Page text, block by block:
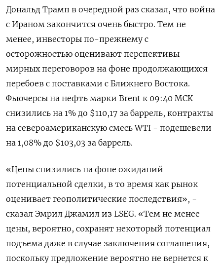
Дональд Трамп в ‌очередной раз сказал, что война
с Ираном закончится очень быстро. Тем не
менее, инвесторы по-прежнему с
осторожностью оценивают перспективы ​
мирных переговоров на ​фоне ​продолжающихся
перебоев с поставками ⁠с Ближнего Востока.
Фьючерсы на ‌нефть марки Brent к ‌09:40 МСК
снизились на 1% до $110,17 за баррель, контракты
на ​североамериканскую смесь WTI - подешевели
на 1,08% до $103,03 ‌за баррель.
«Цены снизились на фоне ожиданий
потенциальной ​сделки, в то время как рынок
оценивает геополитические ‌последствия», -
сказал Эмрил Джамил из LSEG. «Тем не менее
цены, вероятно, сохранят некоторый потенциал
подъема даже ​в случае ​заключения соглашения,
‌поскольку предложение вероятно не вернется к